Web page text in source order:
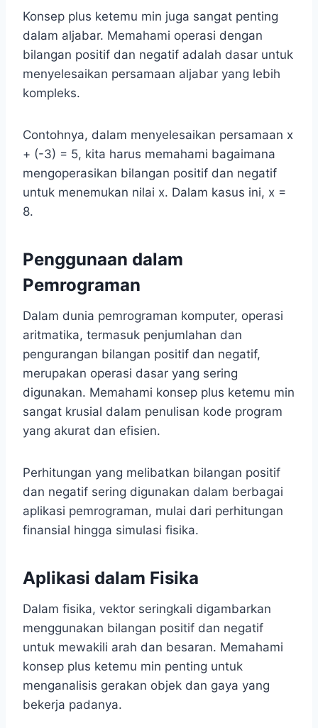
Konsep plus ketemu min juga sangat penting
dalam aljabar. Memahami operasi dengan
bilangan positif dan negatif adalah dasar untuk
menyelesaikan persamaan aljabar yang lebih
kompleks.
Contohnya, dalam menyelesaikan persamaan x
+ (-3) = 5, kita harus memahami bagaimana
mengoperasikan bilangan positif dan negatif
untuk menemukan nilai x. Dalam kasus ini, x =
8.
Penggunaan dalam
Pemrograman
Dalam dunia pemrograman komputer, operasi
aritmatika, termasuk penjumlahan dan
pengurangan bilangan positif dan negatif,
merupakan operasi dasar yang sering
digunakan. Memahami konsep plus ketemu min
sangat krusial dalam penulisan kode program
yang akurat dan efisien.
Perhitungan yang melibatkan bilangan positif
dan negatif sering digunakan dalam berbagai
aplikasi pemrograman, mulai dari perhitungan
finansial hingga simulasi fisika.
Aplikasi dalam Fisika
Dalam fisika, vektor seringkali digambarkan
menggunakan bilangan positif dan negatif
untuk mewakili arah dan besaran. Memahami
konsep plus ketemu min penting untuk
menganalisis gerakan objek dan gaya yang
bekerja padanya.